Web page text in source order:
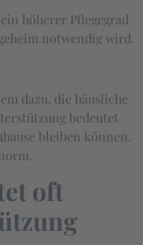
höherer Pflegegrad
notwendig wird.
dazu, die häusliche
bedeutet
bleiben können.
oft